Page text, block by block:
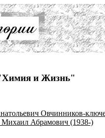
и Жизнь"
Овчинников-
Михаил Абрамович (1938-)